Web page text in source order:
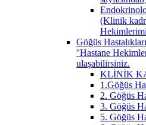
(Klinik
Göğüs
''Hastane
ulaşabilirsiniz.
KLİNİK
1.Göğüs
2. Göğüs
3. Göğüs
5. Göğüs